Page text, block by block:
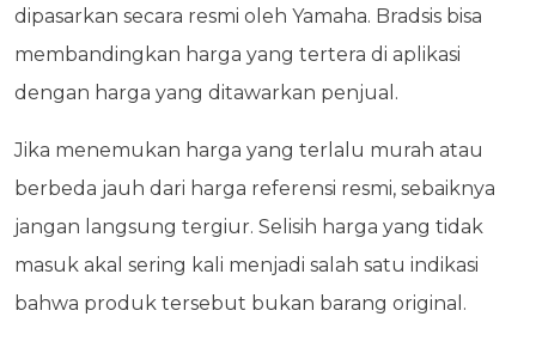
dipasarkan secara resmi oleh Yamaha. Bradsis bisa
membandingkan harga yang tertera di aplikasi
dengan harga yang ditawarkan penjual.
Jika menemukan harga yang terlalu murah atau
berbeda jauh dari harga referensi resmi, sebaiknya
jangan langsung tergiur. Selisih harga yang tidak
masuk akal sering kali menjadi salah satu indikasi
bahwa produk tersebut bukan barang original.